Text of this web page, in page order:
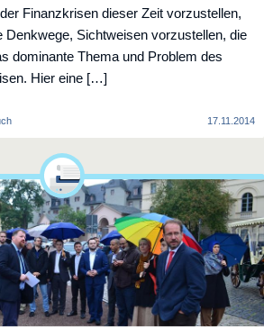
Finanzkrisen dieser Zeit vorzustellen,
Denkwege, Sichtweisen vorzustellen, die
dominante Thema und Problem des
Hier eine […]
17.11.2014